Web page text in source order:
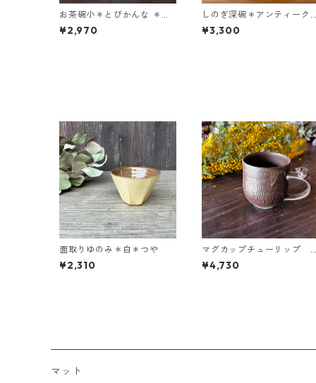
お茶碗小＊とびかんな ＊ア
ンティークホワイト
¥2,970
しのぎ深碗＊アンティーク
ホワイト
¥3,300
面取りゆのみ＊白＊つや
¥2,310
マグカップチューリップ
ttle Forest春＊ネコ＊黒マ
ット
¥4,730
マット